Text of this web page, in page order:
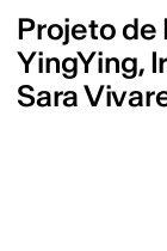
Projeto de
YingYing,
Sara